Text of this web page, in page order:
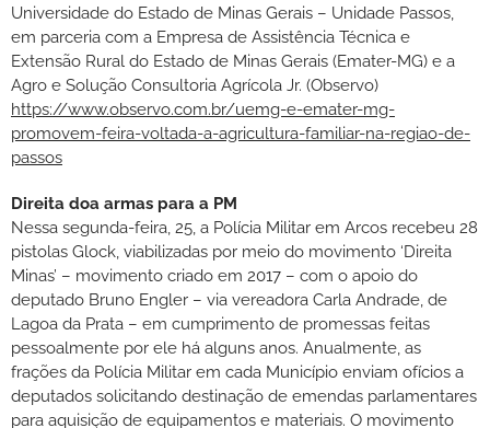
Universidade do Estado de Minas Gerais – Unidade Passos,
em parceria com a Empresa de Assistência Técnica e
Extensão Rural do Estado de Minas Gerais (Emater-MG) e a
Agro e Solução Consultoria Agrícola Jr. (Observo)
https://www.observo.com.br/uemg-e-emater-mg-
promovem-feira-voltada-a-agricultura-familiar-na-regiao-de-
passos
Direita doa armas para a PM
Nessa segunda-feira, 25, a Polícia Militar em Arcos recebeu 28
pistolas Glock, viabilizadas por meio do movimento ‘Direita
Minas’ – movimento criado em 2017 – com o apoio do
deputado Bruno Engler – via vereadora Carla Andrade, de
Lagoa da Prata – em cumprimento de promessas feitas
pessoalmente por ele há alguns anos. Anualmente, as
frações da Polícia Militar em cada Município enviam ofícios a
deputados solicitando destinação de emendas parlamentares
para aquisição de equipamentos e materiais. O movimento